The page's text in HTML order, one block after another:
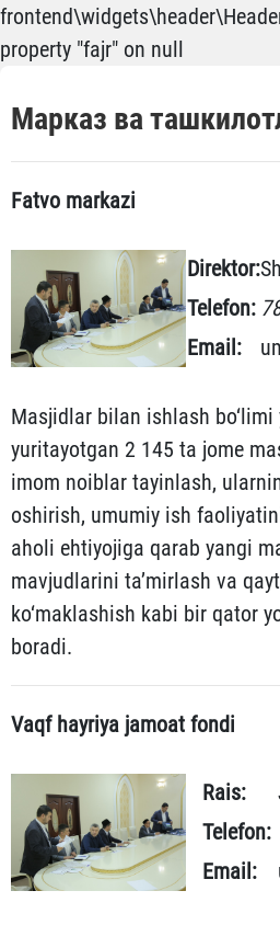
property "fajr" on null
Марказ ва
Fatvo markazi
Direktor:
Telefon:
Email:
Masjidlar bilan ishlash
yuritayotgan 2 145 ta jome
imom noiblar tayinlash,
oshirish, umumiy ish
aholi ehtiyojiga qarab yangi
mavjudlarini ta’mirlash va
ko‘maklashish kabi bir qator
boradi.
Vaqf hayriya jamoat fondi
Rais:
Telefon:
Email: